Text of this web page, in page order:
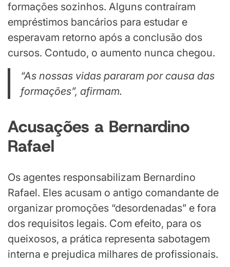
formações sozinhos. Alguns contraíram
empréstimos bancários para estudar e
esperavam retorno após a conclusão dos
cursos. Contudo, o aumento nunca chegou.
“As nossas vidas pararam por causa das
formações”, afirmam.
Acusações a Bernardino
Rafael
Os agentes responsabilizam Bernardino
Rafael. Eles acusam o antigo comandante de
organizar promoções “desordenadas” e fora
dos requisitos legais. Com efeito, para os
queixosos, a prática representa sabotagem
interna e prejudica milhares de profissionais.